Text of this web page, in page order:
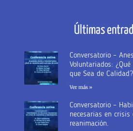
Últimas
Conversatorio –
Voluntariados:
que Sea de Calidad?
Ver más »
Conversatorio –
necesarias en
reanimación.